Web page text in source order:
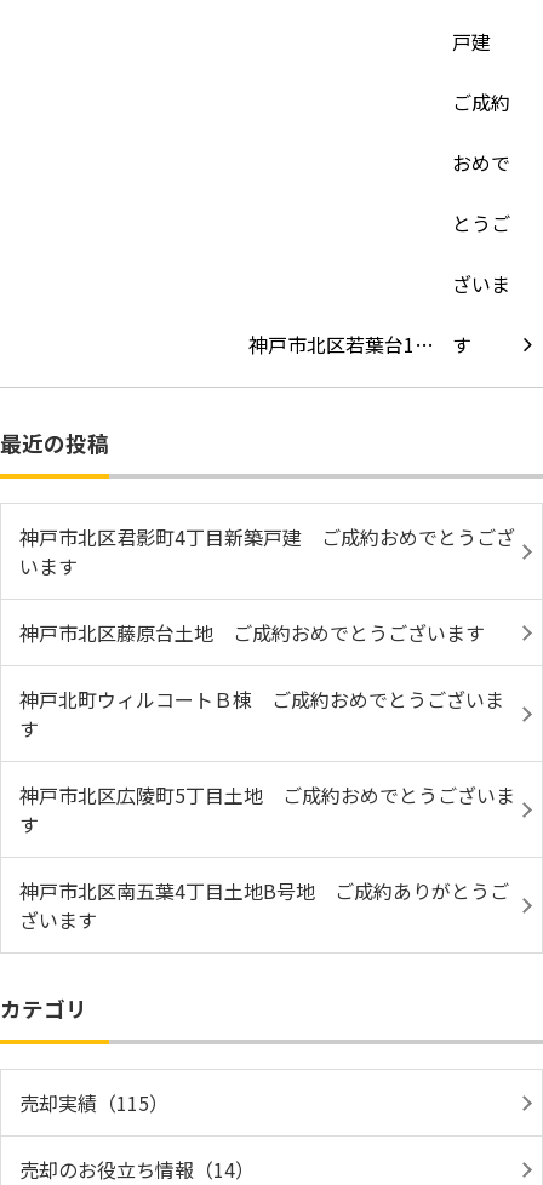
神戸市北区若葉台1…
最近の投稿
神戸市北区君影町4丁目新築戸建 ご成約おめでとうござ
います
神戸市北区藤原台土地 ご成約おめでとうございます
神戸北町ウィルコートＢ棟 ご成約おめでとうございま
す
神戸市北区広陵町5丁目土地 ご成約おめでとうございま
す
神戸市北区南五葉4丁目土地B号地 ご成約ありがとうご
ざいます
カテゴリ
売却実績（115）
売却のお役立ち情報（14）